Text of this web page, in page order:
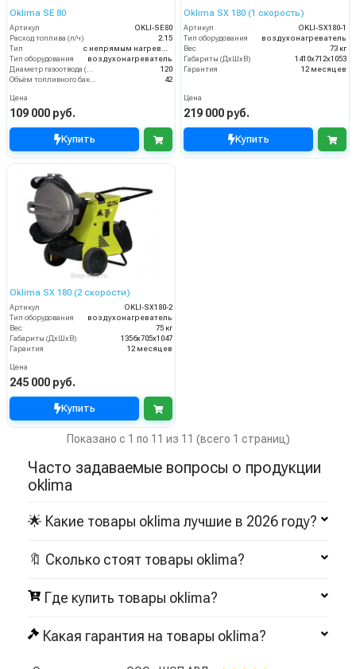
Oklima SE 80
Артикул
OKLI-SE80
Расход топлива (л/ч)
2.15
Тип
с непрямым нагревом
Тип оборудования
воздухонагреватель
Диаметр газоотвода (мм)
120
Объём топливного бака (л)
42
Цена
109 000 руб.
Купить
Oklima SX 180 (1 скорость)
Артикул
OKLI-SX180-1
Тип оборудования
воздухонагреватель
Вес
73 кг
Габариты (ДхШхВ)
1410х712х1053
Гарантия
12 месяцев
Цена
219 000 руб.
Купить
Oklima SX 180 (2 скорости)
Артикул
OKLI-SX180-2
Тип оборудования
воздухонагреватель
Вес
75 кг
Габариты (ДхШхВ)
1356x705x1047
Гарантия
12 месяцев
Цена
245 000 руб.
Купить
Показано с 1 по 11 из 11 (всего 1 страниц)
Часто задаваемые вопросы о продукции
oklima
🌟 Какие товары oklima лучшие в 2026 году?
🔖 Сколько стоят товары oklima?
Где купить товары oklima?
Какая гарантия на товары oklima?